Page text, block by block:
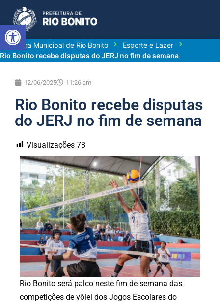
Abrir a barra de ferramentas
Prefeitura Municipal de Rio Bonito
Esporte e Lazer
Rio Bonito recebe disputas do JERJ no fim de semana
12/06/2025 11:26 am
Rio Bonito recebe disputas
do JERJ no fim de semana
Visualizações 78
Rio Bonito será palco neste fim de semana das
competições de vôlei dos Jogos Escolares do